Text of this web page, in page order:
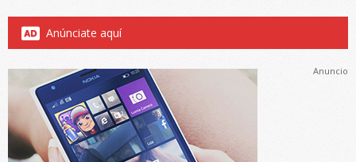
Anúnciate aquí
Anuncio